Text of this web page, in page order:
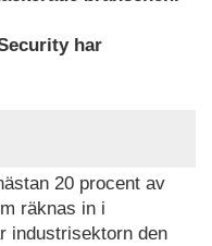
har
20 procent av
räknas in i
industrisektorn den